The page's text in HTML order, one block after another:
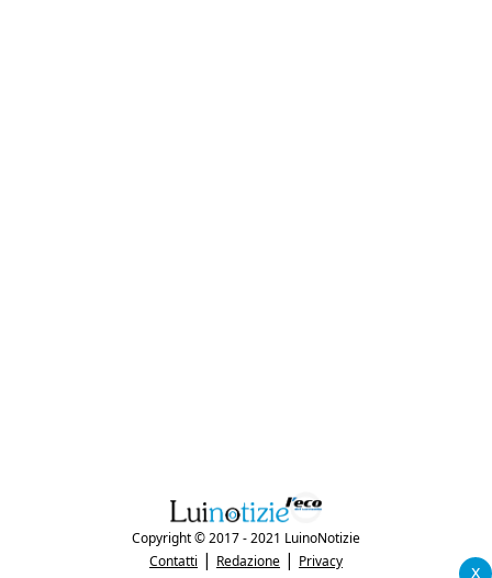
x
Copyright © 2017 - 2021 LuinoNotizie
Contatti | Redazione | Privacy